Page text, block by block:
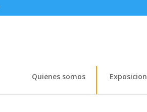
Quienes somos Exposicion